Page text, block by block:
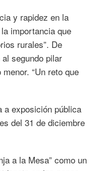
y rapidez en la
importancia que
rurales”. De
segundo pilar
“Un reto que
a exposición pública
del 31 de diciembre
a la Mesa” como un